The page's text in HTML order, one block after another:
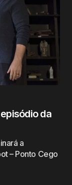
da
a
– Ponto Cego